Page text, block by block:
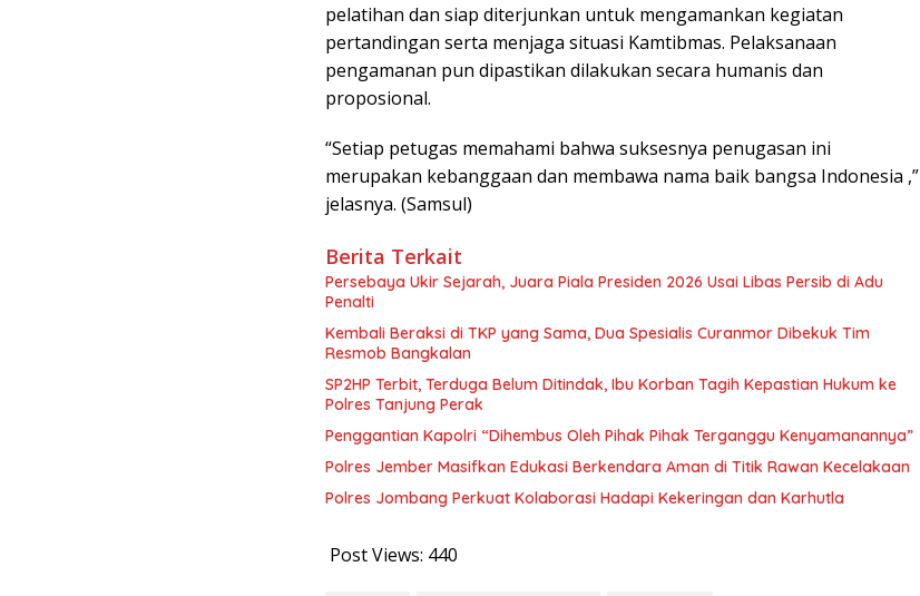
pelatihan dan siap diterjunkan untuk mengamankan kegiatan
pertandingan serta menjaga situasi Kamtibmas. Pelaksanaan
pengamanan pun dipastikan dilakukan secara humanis dan
proposional.
“Setiap petugas memahami bahwa suksesnya penugasan ini
merupakan kebanggaan dan membawa nama baik bangsa Indonesia ,”
jelasnya. (Samsul)
Berita Terkait
Persebaya Ukir Sejarah, Juara Piala Presiden 2026 Usai Libas Persib di Adu
Penalti
Kembali Beraksi di TKP yang Sama, Dua Spesialis Curanmor Dibekuk Tim
Resmob Bangkalan
SP2HP Terbit, Terduga Belum Ditindak, Ibu Korban Tagih Kepastian Hukum ke
Polres Tanjung Perak
Penggantian Kapolri “Dihembus Oleh Pihak Pihak Terganggu Kenyamanannya”
Polres Jember Masifkan Edukasi Berkendara Aman di Titik Rawan Kecelakaan
Polres Jombang Perkuat Kolaborasi Hadapi Kekeringan dan Karhutla
Post Views: 440